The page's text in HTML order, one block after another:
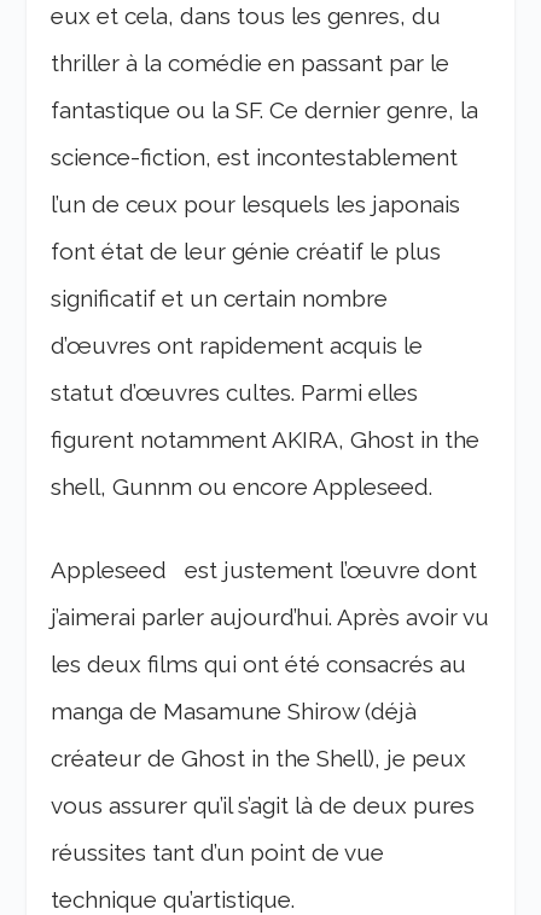
eux et cela, dans tous les genres, du
thriller à la comédie en passant par le
fantastique ou la SF. Ce dernier genre, la
science-fiction, est incontestablement
l’un de ceux pour lesquels les japonais
font état de leur génie créatif le plus
significatif et un certain nombre
d’œuvres ont rapidement acquis le
statut d’œuvres cultes. Parmi elles
figurent notamment AKIRA, Ghost in the
shell, Gunnm ou encore Appleseed.
Appleseed est justement l’œuvre dont
j’aimerai parler aujourd’hui. Après avoir vu
les deux films qui ont été consacrés au
manga de Masamune Shirow (déjà
créateur de Ghost in the Shell), je peux
vous assurer qu’il s’agit là de deux pures
réussites tant d’un point de vue
technique qu’artistique.